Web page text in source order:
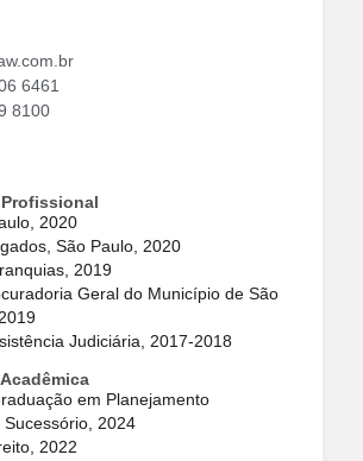
6461
8100
2020
São Paulo, 2020
2019
Geral do Município de São
Judiciária, 2017-2018
em Planejamento
Sucessório, 2024
2022